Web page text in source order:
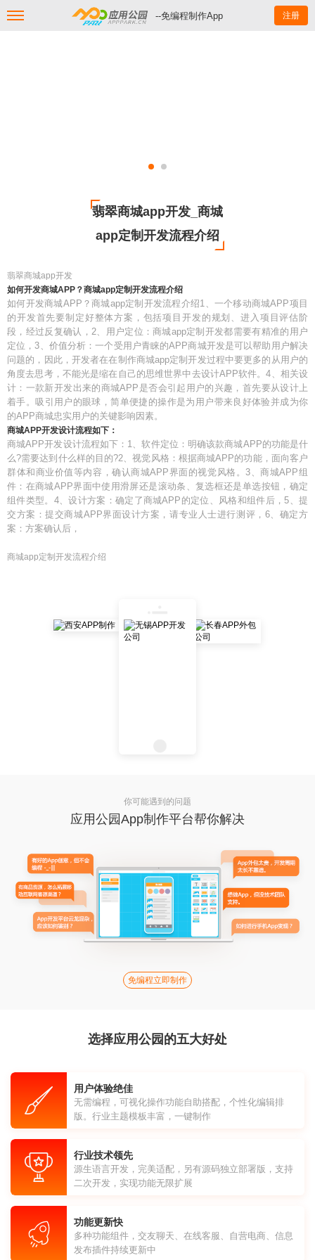
--免编程制作App 注册
翡翠商城app开发_商城
app定制开发流程介绍
翡翠商城app开发
如何开发商城APP？商城app定制开发流程介绍
如何开发商城APP？商城app定制开发流程介绍1、一个移动商城APP项目
的开发首先要制定好整体方案，包括项目开发的规划、进入项目评估阶
段，经过反复确认，2、用户定位：商城app定制开发都需要有精准的用户
定位，3、价值分析：一个受用户青睐的APP商城开发是可以帮助用户解决
问题的，因此，开发者在在制作商城app定制开发过程中要更多的从用户的
角度去思考，不能光是缩在自己的思维世界中去设计APP软件。4、相关设
计：一款新开发出来的商城APP是否会引起用户的兴趣，首先要从设计上
着手。吸引用户的眼球，简单便捷的操作是为用户带来良好体验并成为你
的APP商城忠实用户的关键影响因素。
商城APP开发设计流程如下：
商城APP开发设计流程如下：1、软件定位：明确该款商城APP的功能是什
么?需要达到什么样的目的?2、视觉风格：根据商城APP的功能，面向客户
群体和商业价值等内容，确认商城APP界面的视觉风格。3、商城APP组
件：在商城APP界面中使用滑屏还是滚动条、复选框还是单选按钮，确定
组件类型。4、设计方案：确定了商城APP的定位、风格和组件后，5、提
交方案：提交商城APP界面设计方案，请专业人士进行测评，6、确定方
案：方案确认后，
商城app定制开发流程介绍
你可能遇到的问题
应用公园App制作平台帮你解决
免编程立即制作
选择应用公园的五大好处
用户体验绝佳
无需编程，可视化操作功能自助搭配，个性化编辑排
版。行业主题模板丰富，一键制作
行业技术领先
源生语言开发，完美适配，另有源码独立部署版，支持
二次开发，实现功能无限扩展
功能更新快
多种功能组件，交友聊天、在线客服、自营电商、信息
发布插件持续更新中